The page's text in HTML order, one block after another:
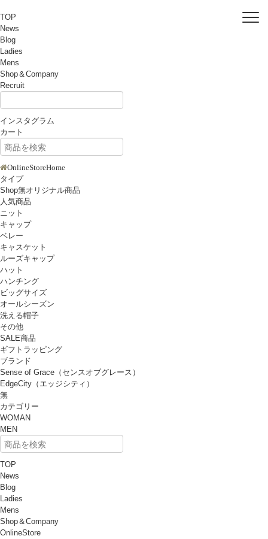
TOP
News
Blog
Ladies
Mens
Shop＆Company
Recruit
インスタグラム
カート
OnlineStoreHome
タイプ
Shop無オリジナル商品
人気商品
ニット
キャップ
ベレー
キャスケット
ルーズキャップ
ハット
ハンチング
ビッグサイズ
オールシーズン
洗える帽子
その他
SALE商品
ギフトラッピング
ブランド
Sense of Grace（センスオブグレース）
EdgeCity（エッジシティ）
無
カテゴリー
WOMAN
MEN
TOP
News
Blog
Ladies
Mens
Shop＆Company
OnlineStore